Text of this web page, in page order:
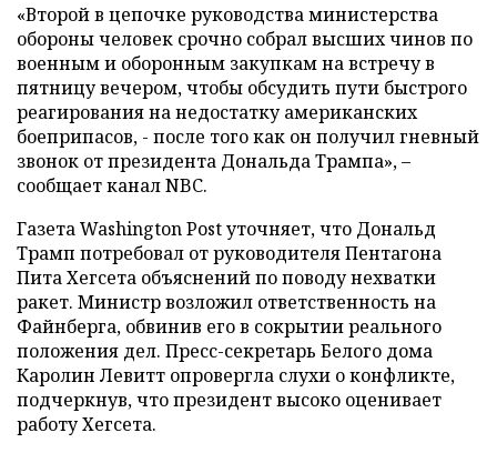
«Второй в цепочке руководства министерства
обороны человек срочно собрал высших чинов по
военным и оборонным закупкам на встречу в
пятницу вечером, чтобы обсудить пути быстрого
реагирования на недостатку американских
боеприпасов, - после того как он получил гневный
звонок от президента Дональда Трампа», –
сообщает канал NBC.
Газета Washington Post уточняет, что Дональд
Трамп потребовал от руководителя Пентагона
Пита Хегсета объяснений по поводу нехватки
ракет. Министр возложил ответственность на
Файнберга, обвинив его в сокрытии реального
положения дел. Пресс-секретарь Белого дома
Каролин Левитт опровергла слухи о конфликте,
подчеркнув, что президент высоко оценивает
работу Хегсета.